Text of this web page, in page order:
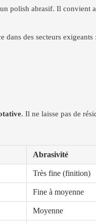
polish abrasif. Il convient
des secteurs exigeants :
. Il ne laisse pas de
Abrasivité
Très fine (finition)
Fine à moyenne
Moyenne